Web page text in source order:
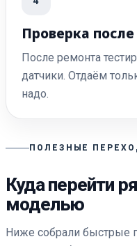
Проверка
После ремонта
датчики. Отдаём
надо.
ПОЛЕЗНЫЕ
Куда перейти
моделью
Ниже собрали быстрые